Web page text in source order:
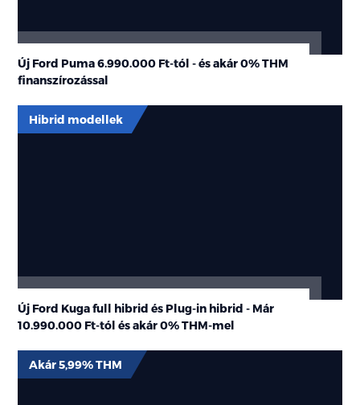
Új Ford Puma 6.990.000 Ft-tól - és akár 0% THM
finanszírozással
Új Ford Kuga full hibrid és Plug-in hibrid - Már
10.990.000 Ft-tól és akár 0% THM-mel
Hibrid modellek
Akár 5,99% THM